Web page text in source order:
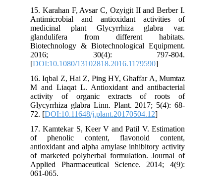
15. Karahan F, Avsar C, Ozyigit II and Berber I.
Antimicrobial and antioxidant activities of
medicinal plant Glycyrrhiza glabra var.
glandulifera from different habitats.
Biotechnology & Biotechnological Equipment.
2016; 30(4): 797-804.
[DOI:10.1080/13102818.2016.1179590
16. Iqbal Z, Hai Z, Ping HY, Ghaffar A, Mumtaz
M and Liaqat L. Antioxidant and antibacterial
activity of organic extracts of roots of
Glycyrrhiza glabra Linn. Plant. 2017; 5(4): 68-
72. [DOI:10.11648/j.plant.20170504.12
17. Kamtekar S, Keer V and Patil V. Estimation
of phenolic content, flavonoid content,
antioxidant and alpha amylase inhibitory activity
of marketed polyherbal formulation. Journal of
Applied Pharmaceutical Science. 2014; 4(9):
061-065.